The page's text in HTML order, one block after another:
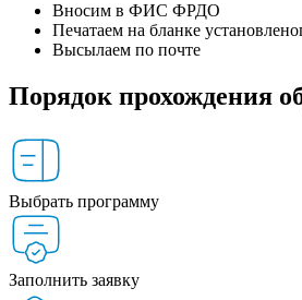
Вносим в ФИС ФРДО
Печатаем на бланке
Высылаем по почте
Порядок прохождения
Выбрать программу
Заполнить заявку